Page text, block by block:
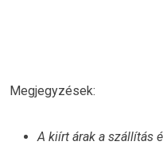
Megjegyzések:
A kiírt árak a szállítás